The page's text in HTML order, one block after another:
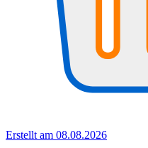
Erstellt am 08.08.2026